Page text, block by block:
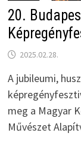
20.
2025.02.28.
A jubileumi,
meg a Magyar
Művészet